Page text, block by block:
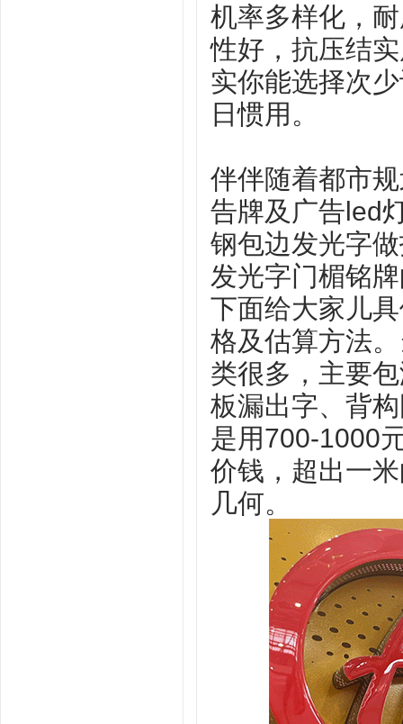
机率多样化，
性好，抗压结
实你能选择次
日惯用。
伴伴随着都市
告牌及广告led
钢包边发光字
发光字门楣铭
下面给大家儿
格及估算方法
类很多，主要
板漏出字、背
是用700-1000
价钱，超出一
几何。